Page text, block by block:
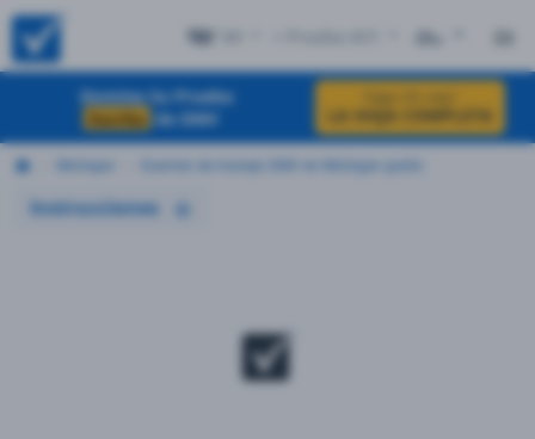
Domine Su Prueba
Escrita
de DMV LA HOJA COMPLETA
Instrucciones